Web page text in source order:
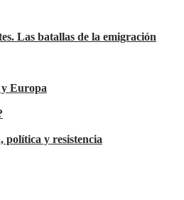
Las batallas de la emigración
Europa
y resistencia